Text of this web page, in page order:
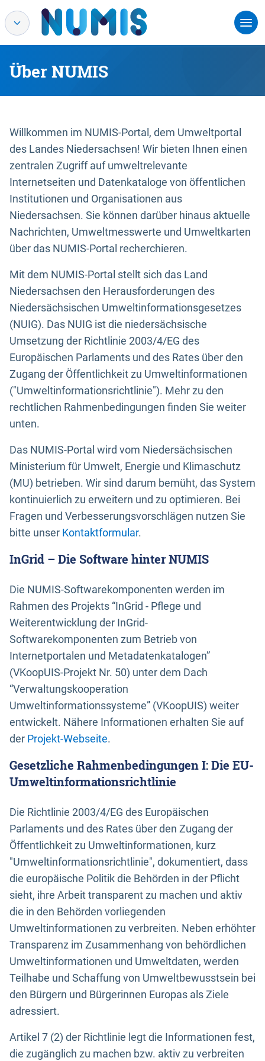
Über NUMIS
Willkommen im NUMIS-Portal, dem Umweltportal
des Landes Niedersachsen! Wir bieten Ihnen einen
zentralen Zugriff auf umweltrelevante
Internetseiten und Datenkataloge von öffentlichen
Institutionen und Organisationen aus
Niedersachsen. Sie können darüber hinaus aktuelle
Nachrichten, Umweltmesswerte und Umweltkarten
über das NUMIS-Portal recherchieren.
Mit dem NUMIS-Portal stellt sich das Land
Niedersachsen den Herausforderungen des
Niedersächsischen Umweltinformationsgesetzes
(NUIG). Das NUIG ist die niedersächsische
Umsetzung der Richtlinie 2003/4/EG des
Europäischen Parlaments und des Rates über den
Zugang der Öffentlichkeit zu Umweltinformationen
("Umweltinformationsrichtlinie"). Mehr zu den
rechtlichen Rahmenbedingungen finden Sie weiter
unten.
Das NUMIS-Portal wird vom Niedersächsischen
Ministerium für Umwelt, Energie und Klimaschutz
(MU) betrieben. Wir sind darum bemüht, das System
kontinuierlich zu erweitern und zu optimieren. Bei
Fragen und Verbesserungsvorschlägen nutzen Sie
bitte unser Kontaktformular.
InGrid – Die Software hinter NUMIS
Die NUMIS-Softwarekomponenten werden im
Rahmen des Projekts “InGrid - Pflege und
Weiterentwicklung der InGrid-
Softwarekomponenten zum Betrieb von
Internetportalen und Metadatenkatalogen”
(VKoopUIS-Projekt Nr. 50) unter dem Dach
“Verwaltungskooperation
Umweltinformationssysteme” (VKoopUIS) weiter
entwickelt. Nähere Informationen erhalten Sie auf
der Projekt-Webseite.
Gesetzliche Rahmenbedingungen I: Die EU-
Umweltinformationsrichtlinie
Die Richtlinie 2003/4/EG des Europäischen
Parlaments und des Rates über den Zugang der
Öffentlichkeit zu Umweltinformationen, kurz
"Umweltinformationsrichtlinie", dokumentiert, dass
die europäische Politik die Behörden in der Pflicht
sieht, ihre Arbeit transparent zu machen und aktiv
die in den Behörden vorliegenden
Umweltinformationen zu verbreiten. Neben erhöhter
Transparenz im Zusammenhang von behördlichen
Umweltinformationen und Umweltdaten, werden
Teilhabe und Schaffung von Umweltbewusstsein bei
den Bürgern und Bürgerinnen Europas als Ziele
adressiert.
Artikel 7 (2) der Richtlinie legt die Informationen fest,
die zugänglich zu machen bzw. aktiv zu verbreiten